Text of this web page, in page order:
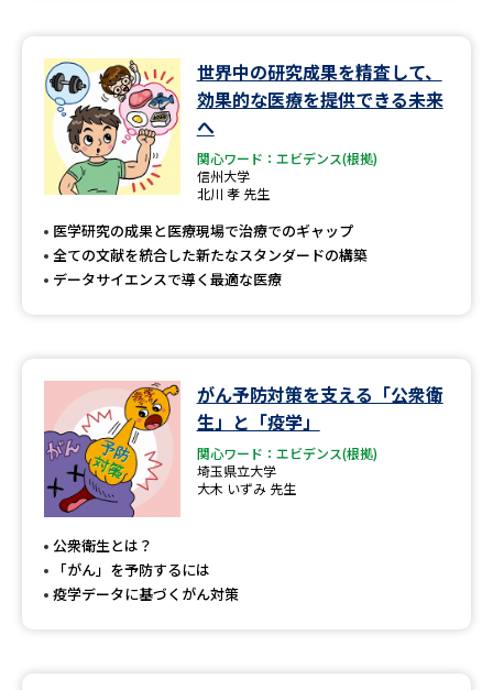
世界中の研究成果を精査して、
効果的な医療を提供できる未来
へ
関心ワード：エビデンス(根拠)
信州大学
北川 孝 先生
医学研究の成果と医療現場で治療でのギャップ
全ての文献を統合した新たなスタンダードの構築
データサイエンスで導く最適な医療
がん予防対策を支える「公衆衛
生」と「疫学」
関心ワード：エビデンス(根拠)
埼玉県立大学
大木 いずみ 先生
公衆衛生とは？
「がん」を予防するには
疫学データに基づくがん対策